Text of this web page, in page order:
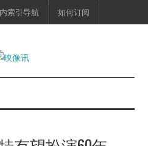
索引导航 如何订阅